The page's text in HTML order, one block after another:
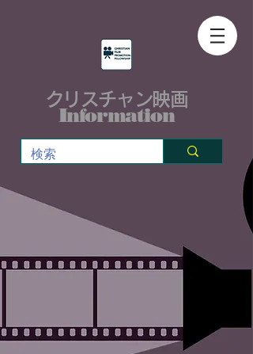
クリスチャン映画
Information